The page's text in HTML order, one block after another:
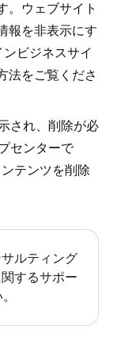
。ウェブサイト
報を非表示にす
ビジネスサイ
法をご覧くださ
され、削除が必
センターで
テンツを削除
ルティング
するサポー